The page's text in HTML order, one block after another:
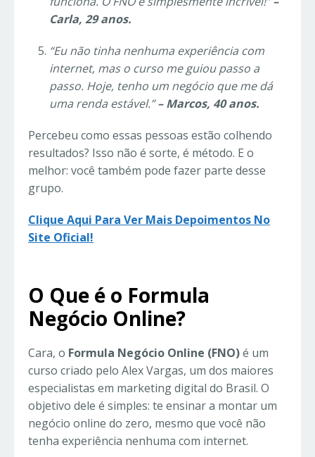
Carla, 29 anos.
“Eu não tinha nenhuma experiência com
internet, mas o curso me guiou passo a
passo. Hoje, tenho um negócio que me dá
uma renda estável.”– Marcos, 40 anos.
Percebeu como essas pessoas estão colhendo
resultados? Isso não é sorte, é método. E o
melhor: você também pode fazer parte desse
grupo.
Clique Aqui Para Ver Mais Depoimentos No
Site Oficial!
O Que é o Formula
Negócio Online?
Cara, o Formula Negócio Online (FNO)é um
curso criado pelo Alex Vargas, um dos maiores
especialistas em marketing digital do Brasil. O
objetivo dele é simples: te ensinar a montar um
negócio online do zero, mesmo que você não
tenha experiência nenhuma com internet.